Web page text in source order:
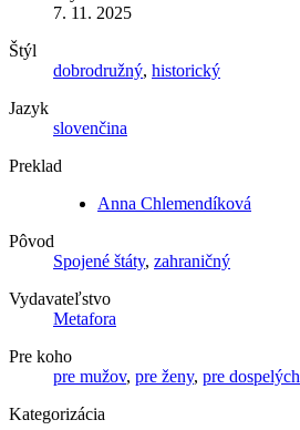
7. 11. 2025
Štýl
dobrodružný, historický
Jazyk
slovenčina
Preklad
Anna Chlemendíková
Pôvod
Spojené štáty, zahraničný
Vydavateľstvo
Metafora
Pre koho
pre mužov, pre ženy, pre dospelých
Kategorizácia